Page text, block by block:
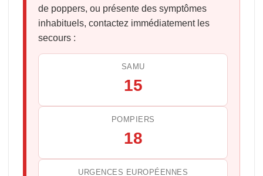
de poppers, ou présente des symptômes
inhabituels, contactez immédiatement les
secours :
SAMU
15
POMPIERS
18
URGENCES EUROPÉENNES